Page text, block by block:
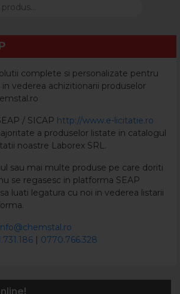
complete si personalizate pentru
vederea achizitionarii produselor
/ SICAP http://www.e-licitatie.ro
a produselor listate in catalogul
noastre Laborex SRL.
sau mai multe produse pe care doriti
se regasesc in platforma SEAP
luati legatura cu noi in vederea listarii
0770.766.328